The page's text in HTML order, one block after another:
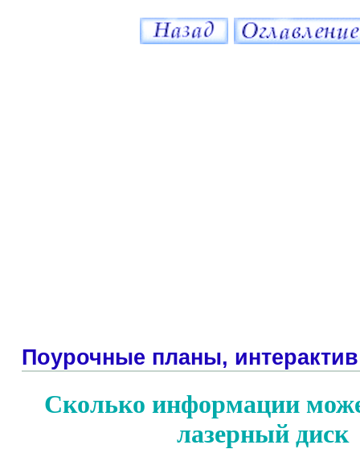
Поурочные планы, интерактив
Сколько информации
лазерный диск